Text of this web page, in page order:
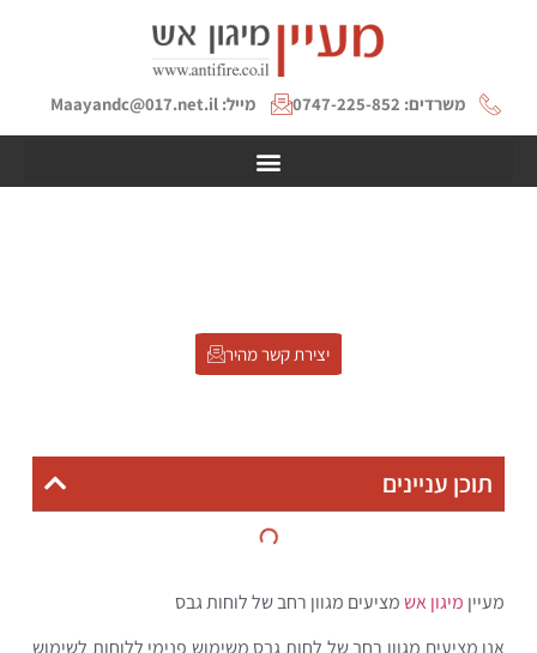
משרדים: 0747-225-852 מייל: Maayandc@017.net.il
יצירת קשר מהיר
תוכן עניינים
מעיין מיגון אשמציעים מגוון רחב של לוחות גבס
אנו מציעים מגוון רחב של לחות גבס משימוש פנימי ללוחות לשימוש